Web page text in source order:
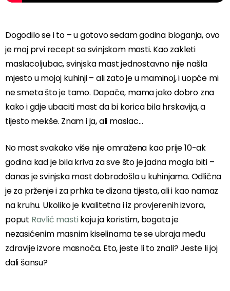
Dogodilo se i to – u gotovo sedam godina bloganja, ovo
je moj prvi recept sa svinjskom masti. Kao zakleti
maslacoljubac, svinjska mast jednostavno nije našla
mjesto u mojoj kuhinji – ali zato je u maminoj, i uopće mi
ne smeta što je tamo. Dapače, mama jako dobro zna
kako i gdje ubaciti mast da bi korica bila hrskavija, a
tijesto mekše. Znam i ja, ali maslac…
No mast svakako više nije omražena kao prije 10-ak
godina kad je bila kriva za sve što je jadna mogla biti –
danas je svinjska mast dobrodošla u kuhinjama. Odlična
je za prženje i za prhka te dizana tijesta, ali i kao namaz
na kruhu. Ukoliko je kvalitetna i iz provjerenih izvora,
poput Ravlić mastikoju ja koristim, bogata je
nezasićenim masnim kiselinama te se ubraja među
zdravije izvore masnoća. Eto, jeste li to znali? Jeste li joj
dali šansu?